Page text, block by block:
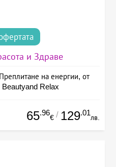
и Здраве
на енергии, от
Beautyand Relax
65.96
€ / 129.01
лв.